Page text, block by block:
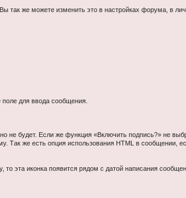
так же можете изменить это в настройках форума, в
для ввода сообщения.
не будет. Если же функция «Включить подпись?» не
Так же есть опция использования HTML в сообщении,
эта иконка появится рядом с датой написания